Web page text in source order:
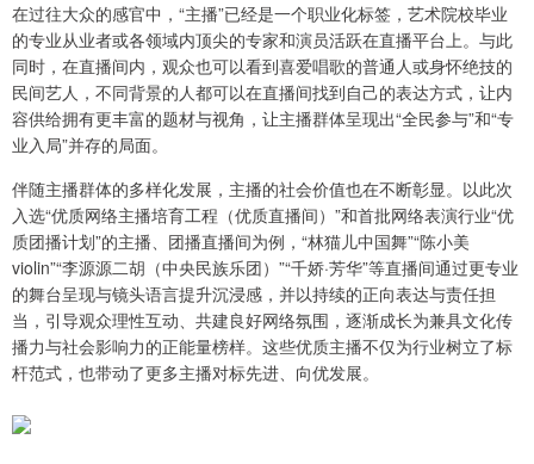
在过往大众的感官中，“主播”已经是一个职业化标签，艺术院校毕业
的专业从业者或各领域内顶尖的专家和演员活跃在直播平台上。与此
同时，在直播间内，观众也可以看到喜爱唱歌的普通人或身怀绝技的
民间艺人，不同背景的人都可以在直播间找到自己的表达方式，让内
容供给拥有更丰富的题材与视角，让主播群体呈现出“全民参与”和“专
业入局”并存的局面。
伴随主播群体的多样化发展，主播的社会价值也在不断彰显。以此次
入选“优质网络主播培育工程（优质直播间）”和首批网络表演行业“优
质团播计划”的主播、团播直播间为例，“林猫儿中国舞”“陈小美
violin”“李源源二胡（中央民族乐团）”“千娇·芳华”等直播间通过更专业
的舞台呈现与镜头语言提升沉浸感，并以持续的正向表达与责任担
当，引导观众理性互动、共建良好网络氛围，逐渐成长为兼具文化传
播力与社会影响力的正能量榜样。这些优质主播不仅为行业树立了标
杆范式，也带动了更多主播对标先进、向优发展。